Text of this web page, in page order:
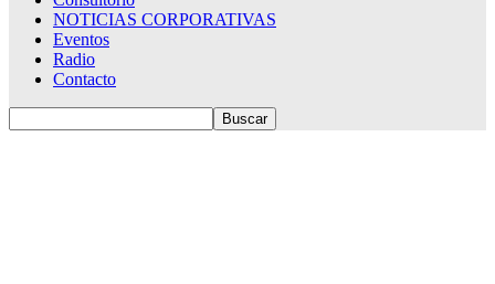
NOTICIAS CORPORATIVAS
Eventos
Radio
Contacto